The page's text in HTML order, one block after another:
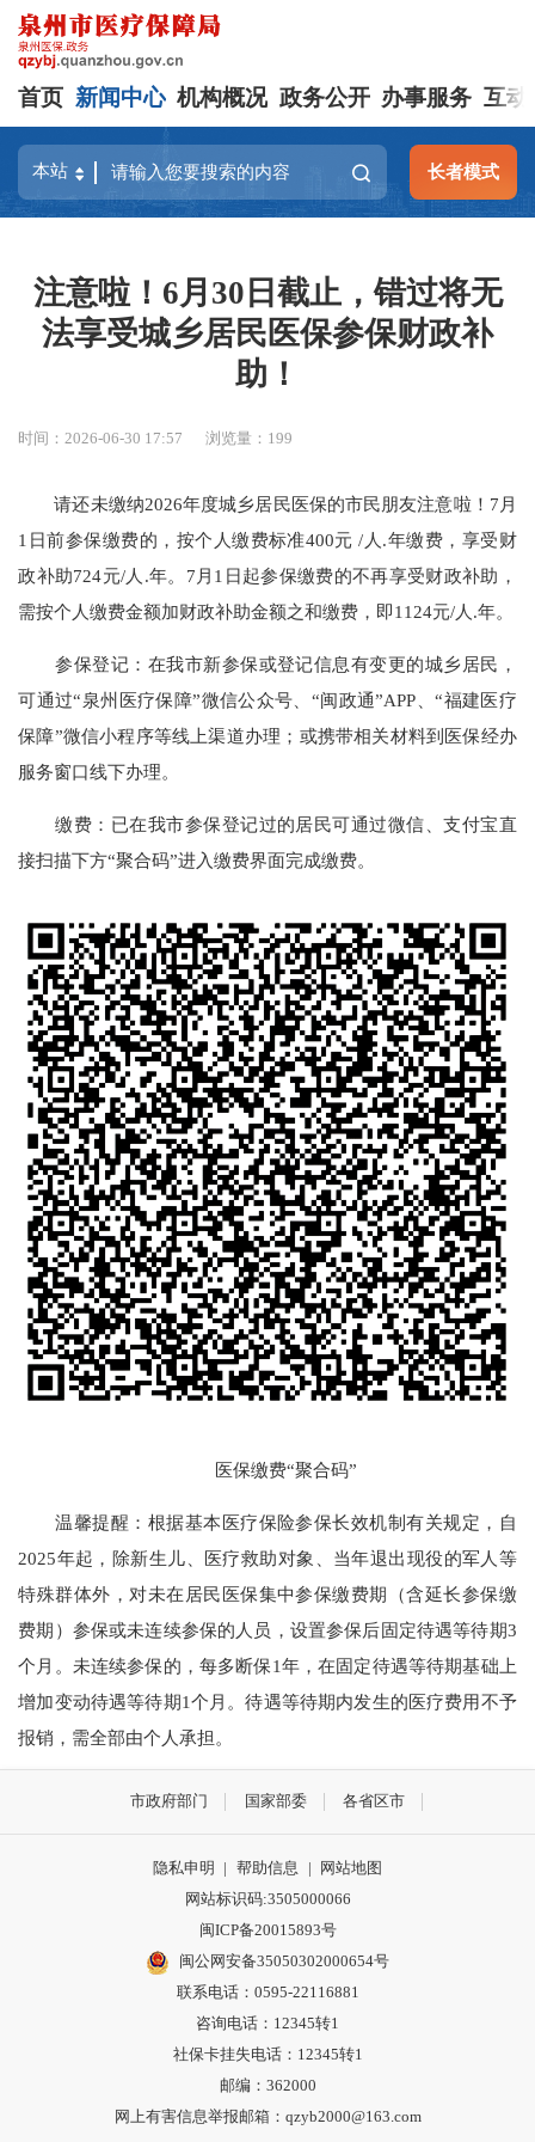
首页 新闻中心 机构概况 政务公开 办事服务 互动
长者模式
注意啦！6月30日截止，错过将无
法享受城乡居民医保参保财政补
助！
时间：2026-06-30 17:57 浏览量： 199
请还未缴纳2026年度城乡居民医保的市民朋友注意啦！7月
1日前参保缴费的，按个人缴费标准400元 /人.年缴费，享受财
政补助724元/人.年。7月1日起参保缴费的不再享受财政补助，
需按个人缴费金额加财政补助金额之和缴费，即1124元/人.年。
参保登记：在我市新参保或登记信息有变更的城乡居民，
可通过“泉州医疗保障”微信公众号、“闽政通”APP、“福建医疗
保障”微信小程序等线上渠道办理；或携带相关材料到医保经办
服务窗口线下办理。
缴费：已在我市参保登记过的居民可通过微信、支付宝直
接扫描下方“聚合码”进入缴费界面完成缴费。
医保缴费“聚合码”
温馨提醒：根据基本医疗保险参保长效机制有关规定，自
2025年起，除新生儿、医疗救助对象、当年退出现役的军人等
特殊群体外，对未在居民医保集中参保缴费期（含延长参保缴
费期）参保或未连续参保的人员，设置参保后固定待遇等待期3
个月。未连续参保的，每多断保1年，在固定待遇等待期基础上
增加变动待遇等待期1个月。待遇等待期内发生的医疗费用不予
报销，需全部由个人承担。
市政府部门 国家部委 各省区市
隐私申明 | 帮助信息 |
网站地图
网站标识码:3505000066
闽ICP备20015893号
闽公网安备35050302000654号
联系电话：0595-22116881
咨询电话：12345转1
社保卡挂失电话：12345转1
邮编：362000
网上有害信息举报邮箱：qzyb2000@163.com